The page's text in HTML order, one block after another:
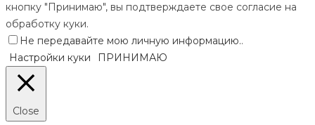
кнопку "Принимаю", вы подтверждаете свое согласие на
обработку куки.
Не передавайте мою личную информацию..
Настройки куки
ПРИНИМАЮ
Close